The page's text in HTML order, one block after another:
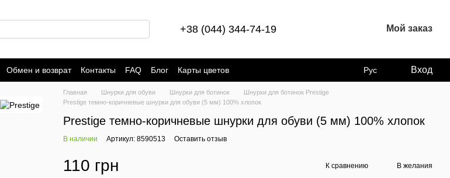
+38 (044) 344-74-19 Мой заказ
Обмен и возврат Контакты FAQ Блог Карты цветов Рус Вход
Главная Шнурки для обуви Шнурки для ботинок
Шнурки для ботинок Prestige
Prestige темно-коричневые шнурки для обуви (5 мм) 100% хлопок
Prestige темно-коричневые шнурки для обуви (5 мм) 100% хлопок
В наличии Артикул: 8590513 Оставить отзыв
110 грн К сравнению В желания